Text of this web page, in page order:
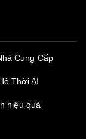
Cung Cấp
Thời AI
hiệu quả